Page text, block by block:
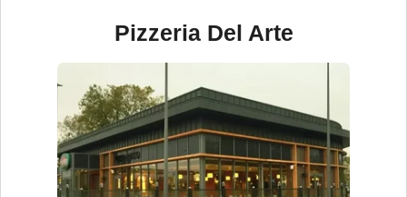
Pizzeria Del Arte